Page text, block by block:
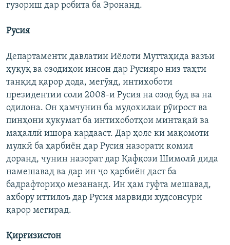
гузориш дар робита ба Эронанд.
Русия
Департаменти давлатии Иёлоти Муттаҳида вазъи
ҳуқуқ ва озодиҳои инсон дар Русияро низ таҳти
танқид қарор дода, мегӯяд, интихоботи
президентии соли 2008-и Русия на озод буд ва на
одилона. Он ҳамчунин ба мудохилаи рӯирост ва
пинҳони ҳукумат ба интихоботҳои минтақаӣ ва
маҳаллӣ ишора кардааст. Дар ҳоле ки мақомоти
мулкӣ ба ҳарбиён дар Русия назорати комил
доранд, чунин назорат дар Қафқози Шимолӣ дида
намешавад ва дар ин ҷо ҳарбиён даст ба
бадрафториҳо мезананд. Ин ҳам гуфта мешавад,
ахбору иттилоъ дар Русия марвиди худсонсурӣ
қарор мегирад.
Қирғизистон